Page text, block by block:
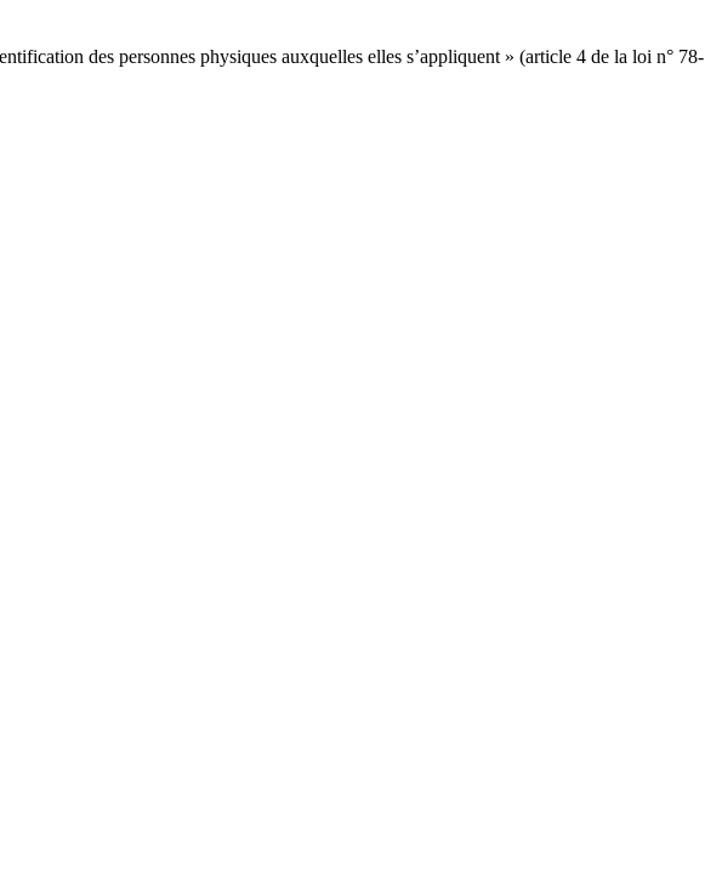
des personnes physiques auxquelles elles s’appliquent » (article 4 de la loi n° 78-